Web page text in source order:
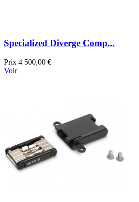
Specialized Diverge Comp...
Prix 4 500,00 €
Voir